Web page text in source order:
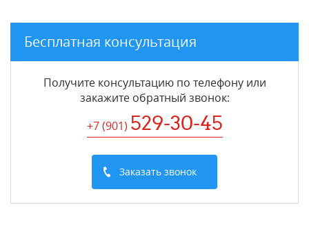
Бесплатная консультация
Получите консультацию по телефону или
закажите обратный звонок:
+7 (901) 529-30-45
Заказать звонок